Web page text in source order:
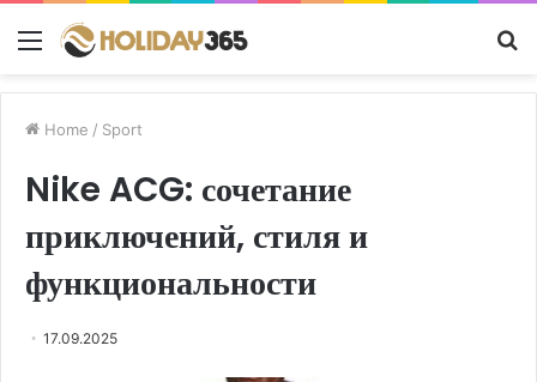
Menu
Home / Sport
Nike ACG: сочетание
приключений, стиля и
функциональности
17.09.2025